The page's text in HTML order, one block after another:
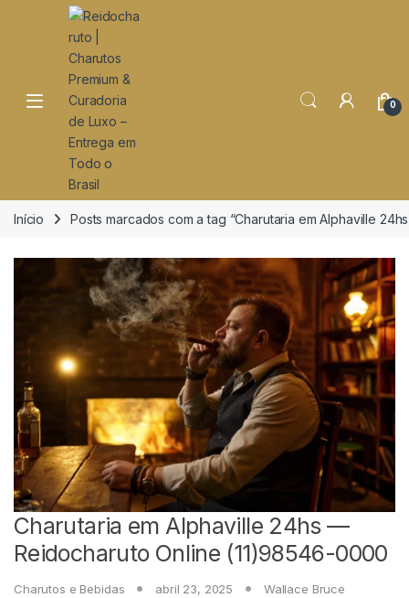
Open 0
Início Posts marcados com a tag “Charutaria em Alphaville
Charutaria em Alphaville 24hs —
Reidocharuto Online (11)98546-0000
Charutos e Bebidas abril 23, 2025 Wallace Bruce